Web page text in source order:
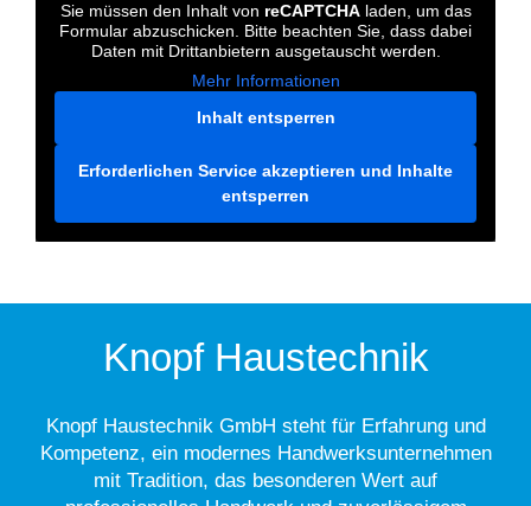
leer.
Sie müssen den Inhalt von reCAPTCHAladen, um das
Formular abzuschicken. Bitte beachten Sie, dass dabei
Daten mit Drittanbietern ausgetauscht werden.
Mehr Informationen
Inhalt entsperren
Erforderlichen Service akzeptieren und Inhalte
entsperren
Knopf Haustechnik
Knopf Haustechnik GmbH steht für Erfahrung und
Kompetenz, ein modernes Handwerksunternehmen
mit Tradition, das besonderen Wert auf